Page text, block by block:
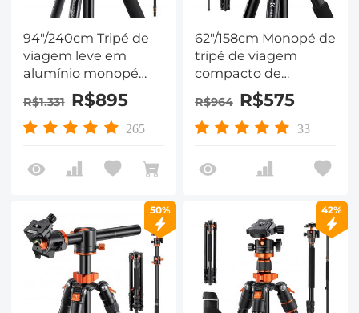
94"/240cm Tripé de
viagem leve em
alumínio monopé
com cabeça esférica
de 360° - T254A8+BH-
28L(SA254T1)
R$1.331 R$895
265
62"/158cm Monopé de
tripé de viagem
compacto de
alumínio com placa
de liberação rápida -
K254A1+BH-28L
R$964 R$575
33
50% 42%